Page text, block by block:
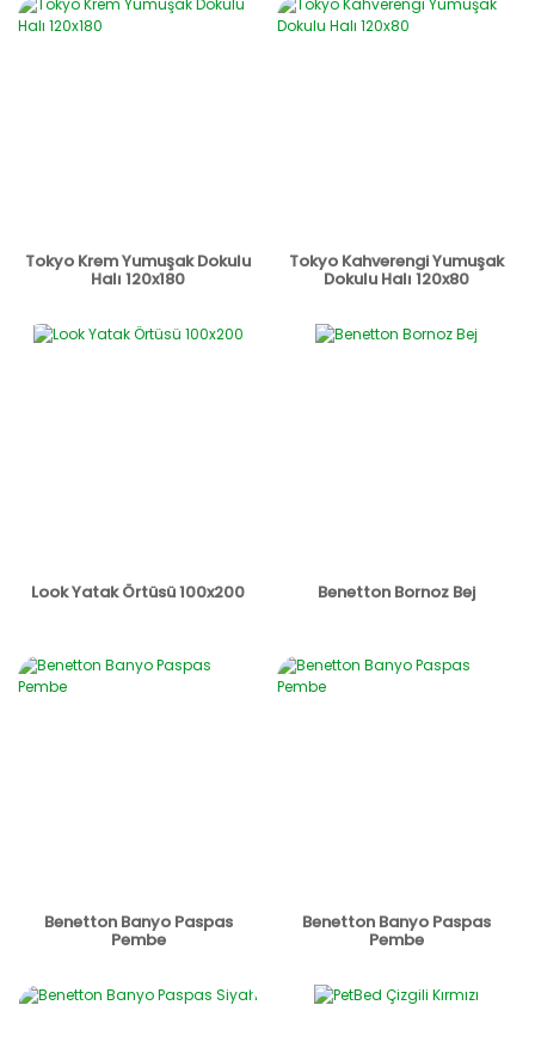
Tokyo Krem Yumuşak Dokulu
Halı 120x180
Tokyo Kahverengi Yumuşak
Dokulu Halı 120x80
Look Yatak Örtüsü 100x200 Benetton Bornoz Bej
Benetton Banyo Paspas
Pembe
Benetton Banyo Paspas
Pembe